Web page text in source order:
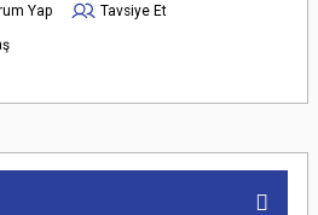
Yap
Tavsiye Et